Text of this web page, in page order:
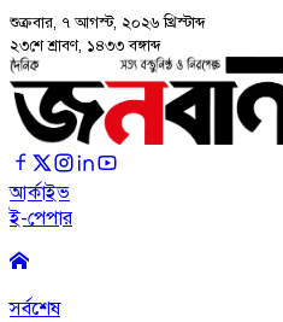
শুক্রবার, ৭ আগস্ট, ২০২৬ খ্রিস্টাব্দ
২৩শে শ্রাবণ, ১৪৩৩ বঙ্গাব্দ
আর্কাইভ
ই-পেপার
সর্বশেষ